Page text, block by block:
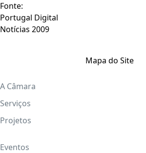
Fonte:
Portugal Digital
Notícias 2009
Mapa do Site
A Câmara
Serviços
Projetos
Eventos